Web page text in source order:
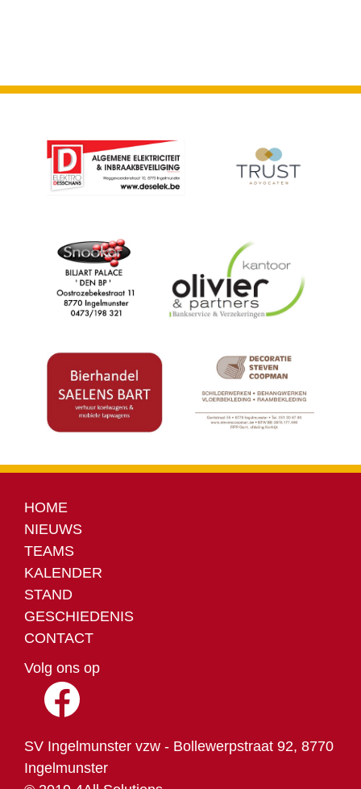
HOME
NIEUWS
TEAMS
KALENDER
STAND
GESCHIEDENIS
CONTACT
Volg ons op
SV Ingelmunster vzw - Bollewerpstraat 92, 8770
Ingelmunster